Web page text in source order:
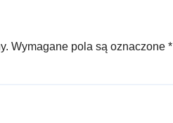
Wymagane pola są oznaczone *